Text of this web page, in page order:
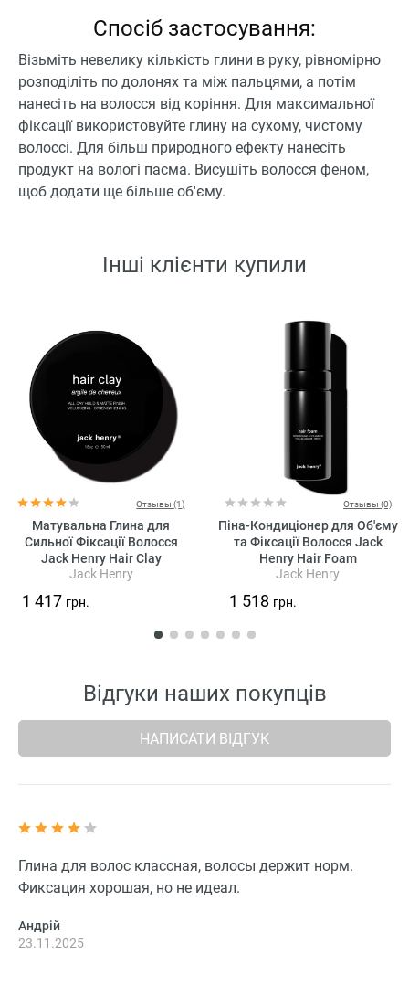
Спосіб застосування:
Візьміть невелику кількість глини в руку, рівномірно
розподіліть по долонях та між пальцями, а потім
нанесіть на волосся від коріння. Для максимальної
фіксації використовуйте глину на сухому, чистому
волоссі. Для більш природного ефекту нанесіть
продукт на вологі пасма. Висушіть волосся феном,
щоб додати ще більше об'єму.
Інші клієнти купили
Отзывы (1)
Матувальна Глина для
Сильної Фіксації Волосся
Jack Henry Hair Clay
Jack Henry
1 417 грн.
Отзывы (0)
Піна-Кондиціонер для Об'єму
та Фіксації Волосся Jack
Henry Hair Foam
Jack Henry
1 518 грн.
Відгуки наших покупців
НАПИСАТИ ВІДГУК
Глина для волос классная, волосы держит норм.
Фиксация хорошая, но не идеал.
Андрій
23.11.2025